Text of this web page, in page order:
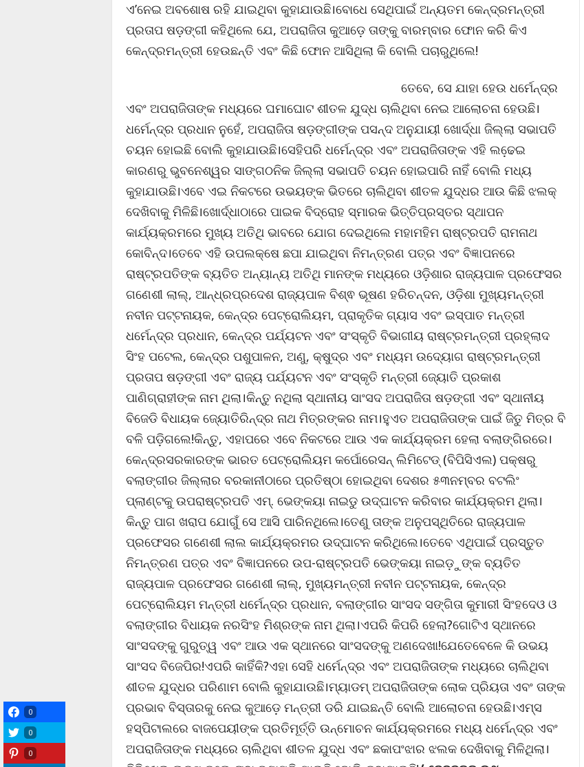
ଏ’ନେଇ ଅବଶୋଷ ରହି ଯାଇଥିବା କୁହାଯାଉଛି।ବୋଧେ ସେଥିପାଇଁ ଅନ୍ୟତମ କେନ୍ଦ୍ରମନ୍ତ୍ରୀ
ପ୍ରତାପ ଷଡ଼ଙ୍ଗୀ କହିଥିଲେ ଯେ, ଅପରାଜିତା କୁଆଡ଼େ ତାଙ୍କୁ ବାରମ୍ବାର ଫୋନ କରି କିଏ
କେନ୍ଦ୍ରମନ୍ତ୍ରୀ ହେଉଛନ୍ତି ଏବଂ କିଛି ଫୋନ ଆସିଥିଲା କି ବୋଲି ପଚାରୁଥିଲେ!
ତେବେ, ସେ ଯାହା ହେଉ ଧର୍ମେନ୍ଦ୍ର
ଏବଂ ଅପରାଜିତାଙ୍କ ମଧ୍ୟରେ ଘମାଘୋଟ ଶୀତଳ ଯୁଦ୍ଧ ଚାଲିଥିବା ନେଇ ଆଲୋଚନା ହେଉଛି।
ଧର୍ମେନ୍ଦ୍ର ପ୍ରଧାନ ନୁହେଁ, ଅପରାଜିତା ଷଡ଼ଙ୍ଗୀଙ୍କ ପସନ୍ଦ ଅନୁଯାୟୀ ଖୋର୍ଦ୍ଧା ଜିଲ୍ଲା ସଭାପତି
ଚୟନ ହୋଇଛି ବୋଲି କୁହାଯାଉଛି।ସେହିପରି ଧର୍ମେନ୍ଦ୍ର ଏବଂ ଅପରାଜିତାଙ୍କ ଏହି ଲଢେ଼ଇ
କାରଣରୁ ଭୁବନେଶ୍ୱର ସାଙ୍ଗଠନିକ ଜିଲ୍ଲା ସଭାପତି ଚୟନ ହୋଇପାରି ନାହିଁ ବୋଲି ମଧ୍ୟ
କୁହାଯାଉଛି।ଏବେ ଏଇ ନିକଟରେ ଉଭୟଙ୍କ ଭିତରେ ଚାଲିଥିବା ଶୀତଳ ଯୁଦ୍ଧର ଆଉ କିଛି ଝଲକ୍
ଦେଖିବାକୁ ମିଳିଛି।ଖୋର୍ଦ୍ଧାଠାରେ ପାଇକ ବିଦ୍ରୋହ ସ୍ମାରକ ଭିତ୍ତିପ୍ରସ୍ତର ସ୍ଥାପନ
କାର୍ଯ୍ୟକ୍ରମରେ ମୁଖ୍ୟ ଅତିଥି ଭାବରେ ଯୋଗ ଦେଇଥିଲେ ମହାମହିମ ରାଷ୍ଟ୍ରପତି ରାମନାଥ
କୋବିନ୍ଦ।ତେବେ ଏହି ଉପଲକ୍ଷେ ଛପା ଯାଇଥିବା ନିମନ୍ତ୍ରଣ ପତ୍ର ଏବଂ ବିଜ୍ଞାପନରେ
ରାଷ୍ଟ୍ରପତିଙ୍କ ବ୍ୟତିତ ଅନ୍ୟାନ୍ୟ ଅତିଥି ମାନଙ୍କ ମଧ୍ୟରେ ଓଡ଼ିଶାର ରାଜ୍ୟପାଳ ପ୍ରଫେସର
ଗଣେଶୀ ଲାଲ୍, ଆନ୍ଧ୍ରପ୍ରଦେଶ ରାଜ୍ୟପାଳ ବିଶ୍ଵ ଭୂଷଣ ହରିଚନ୍ଦନ, ଓଡ଼ିଶା ମୁଖ୍ୟମନ୍ତ୍ରୀ
ନବୀନ ପଟ୍ଟନାୟକ, କେନ୍ଦ୍ର ପେଟ୍ରୋଲିୟମ, ପ୍ରାକୃତିକ ଗ୍ୟାସ ଏବଂ ଇସ୍ପାତ ମନ୍ତ୍ରୀ
ଧର୍ମେନ୍ଦ୍ର ପ୍ରଧାନ, କେନ୍ଦ୍ର ପର୍ଯ୍ୟଟନ ଏବଂ ସଂସ୍କୃତି ବିଭାଗୀୟ ରାଷ୍ଟ୍ରମନ୍ତ୍ରୀ ପ୍ରହ୍ଲାଦ
ସିଂହ ପଟେଲ, କେନ୍ଦ୍ର ପଶୁପାଳନ, ଅଣୁ, କ୍ଷୁଦ୍ର ଏବଂ ମଧ୍ୟମ ଉଦ୍ୟୋଗ ରାଷ୍ଟ୍ରମନ୍ତ୍ରୀ
ପ୍ରତାପ ଷଡ଼ଙ୍ଗୀ ଏବଂ ରାଜ୍ୟ ପର୍ଯ୍ୟଟନ ଏବଂ ସଂସ୍କୃତି ମନ୍ତ୍ରୀ ଜ୍ୟୋତି ପ୍ରକାଶ
ପାଣିଗ୍ରାହୀଙ୍କ ନାମ ଥିଲା।କିନ୍ତୁ ନଥିଲା ସ୍ଥାନୀୟ ସାଂସଦ ଅପରାଜିତା ଷଡ଼ଙ୍ଗୀ ଏବଂ ସ୍ଥାନୀୟ
ବିଜେଡି ବିଧାୟକ ଜ୍ୟୋତିରିନ୍ଦ୍ର ନାଥ ମିତ୍ରଙ୍କର ନାମ।ହୁଏତ ଅପରାଜିତାଙ୍କ ପାଇଁ ଜିତୁ ମିତ୍ର ବି
ବଳି ପଡ଼ିଗଲେ!କିନ୍ତୁ, ଏହାପରେ ଏବେ ନିକଟରେ ଆଉ ଏକ କାର୍ଯ୍ୟକ୍ରମ ହେଲା ବଲାଙ୍ଗିରରେ।
କେନ୍ଦ୍ରସରକାରଙ୍କ ଭାରତ ପେଟ୍ରୋଲିୟମ କର୍ପୋରେସନ୍ ଲିମିଟେଡ୍ (ବିପିସିଏଲ) ପକ୍ଷରୁ
ବଲାଙ୍ଗୀର ଜିଲ୍ଲାର ବରକାନୀଠାରେ ପ୍ରତିଷ୍ଠା ହୋଇଥିବା ଦେଶର ୫୩ନମ୍ବର ବଟଲିଂ
ପ୍ଲାଣ୍ଟକୁ ଉପରାଷ୍ଟ୍ରପତି ଏମ୍‌. ଭେଙ୍କୟା ନାଇଡୁ ଉଦ୍‌ଘାଟନ କରିବାର କାର୍ଯ୍ୟକ୍ରମ ଥିଲା।
କିନ୍ତୁ ପାଗ ଖରାପ ଯୋଗୁଁ ସେ ଆସି ପାରିନଥିଲେ।ତେଣୁ ତାଙ୍କ ଅନୁପସ୍ଥିତିରେ ରାଜ୍ୟପାଳ
ପ୍ରଫେସର ଗଣେଶୀ ଲାଲ କାର୍ଯ୍ୟକ୍ରମର ଉଦ୍ଘାଟନ କରିଥିଲେ।ତେବେ ଏଥିପାଇଁ ପ୍ରସ୍ତୁତ
ନିମନ୍ତ୍ରଣ ପତ୍ର ଏବଂ ବିଜ୍ଞାପନରେ ଉପ-ରାଷ୍ଟ୍ରପତି ଭେଙ୍କୟା ନାଇଡ଼ୁଙ୍କ ବ୍ୟତିତ
ରାଜ୍ୟପାଳ ପ୍ରଫେସର ଗଣେଶୀ ଲାଲ୍, ମୁଖ୍ୟମନ୍ତ୍ରୀ ନବୀନ ପଟ୍ଟନାୟକ, କେନ୍ଦ୍ର
ପେଟ୍ରୋଲିୟମ ମନ୍ତ୍ରୀ ଧର୍ମେନ୍ଦ୍ର ପ୍ରଧାନ, ବଲାଙ୍ଗୀର ସାଂସଦ ସଙ୍ଗିତା କୁମାରୀ ସିଂହଦେଓ ଓ
ବଲାଙ୍ଗୀର ବିଧାୟକ ନରସିଂହ ମିଶ୍ରଙ୍କ ନାମ ଥିଲା।ଏପରି କିପରି ହେଲା?ଗୋଟିଏ ସ୍ଥାନରେ
ସାଂସଦଙ୍କୁ ଗୁରୁତ୍ୱ ଏବଂ ଆଉ ଏକ ସ୍ଥାନରେ ସାଂସଦଙ୍କୁ ଅଣଦେଖା!ଯେତେବେଳେ କି ଉଭୟ
ସାଂସଦ ବିଜେପିର!ଏପରି କାହିଁକି?ଏହା ସେହି ଧର୍ମେନ୍ଦ୍ର ଏବଂ ଅପରାଜିତାଙ୍କ ମଧ୍ୟରେ ଚାଲିଥିବା
ଶୀତଳ ଯୁଦ୍ଧର ପରିଣାମ ବୋଲି କୁହାଯାଉଛି।ମ୍ୟାଡମ୍ ଅପରାଜିତାଙ୍କ ଲୋକ ପ୍ରିୟତା ଏବଂ ତାଙ୍କ
ପ୍ରଭାବ ବିସ୍ତାରକୁ ନେଇ କୁଆଡ଼େ ମନ୍ତ୍ରୀ ଡରି ଯାଇଛନ୍ତି ବୋଲି ଆଲୋଚନା ହେଉଛି।ଏମ୍ସ
ହସ୍ପିଟାଲରେ ବାଜପେୟୀଙ୍କ ପ୍ରତିମୂର୍ତ୍ତି ଉନ୍ମୋଚନ କାର୍ଯ୍ୟକ୍ରମରେ ମଧ୍ୟ ଧର୍ମେନ୍ଦ୍ର ଏବଂ
ଅପରାଜିତାଙ୍କ ମଧ୍ୟରେ ଚାଲିଥିବା ଶୀତଳ ଯୁଦ୍ଧ ଏବଂ ଛକାପଂଝାର ଝଲକ ଦେଖିବାକୁ ମିଳିଥିଲା।
0
0
0